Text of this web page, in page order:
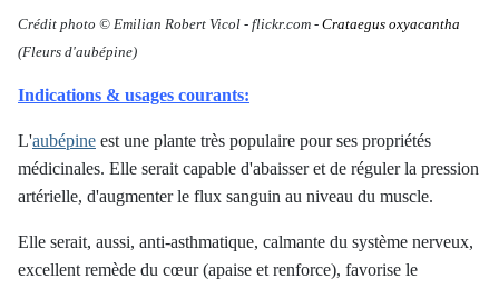
Crédit photo © Emilian Robert Vicol - flickr.com - Crataegus oxyacantha
(Fleurs d'aubépine)
Indications & usages courants:
L'aubépine est une plante très populaire pour ses propriétés
médicinales. Elle serait capable d'abaisser et de réguler la pression
artérielle, d'augmenter le flux sanguin au niveau du muscle.
Elle serait, aussi, anti-asthmatique, calmante du système nerveux,
excellent remède du cœur (apaise et renforce), favorise le